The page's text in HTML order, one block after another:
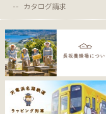
カタログ請求